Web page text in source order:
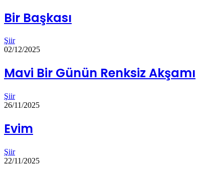
Bir Başkası
Şiir
02/12/2025
Mavi Bir Günün Renksiz Akşamı
Şiir
26/11/2025
Evim
Şiir
22/11/2025